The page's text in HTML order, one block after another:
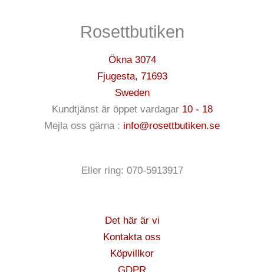
Rosettbutiken
Ökna 3074
Fjugesta, 71693
Sweden
Kundtjänst är öppet vardagar 10 - 18
Mejla oss gärna : info@rosettbutiken.se
Eller ring: 070-5913917
Det här är vi
Kontakta oss
Köpvillkor